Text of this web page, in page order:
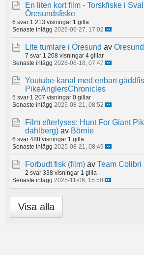
En liten kort film - Torskfiske i
Öresundsfiske
6 svar 1 213 visningar 1 gilla
Senaste inlägg 2026-06-27, 17:02
Lite tumlare i Öresund av
7 svar 1 208 visningar 4 gillar
Senaste inlägg 2026-06-18, 07:47
Youtube-kanal med enbart
PikeAnglersChronicles
5 svar 1 207 visningar 0 gillar
Senaste inlägg 2025-08-21, 08:52
Film efterlyses: Hunt For Giant
dahlberg) av Börnie
6 svar 488 visningar 1 gilla
Senaste inlägg 2025-08-21, 08:49
Forbudt fisk (film) av Team Colibri
2 svar 338 visningar 1 gilla
Senaste inlägg 2025-11-06, 15:50
Visa alla